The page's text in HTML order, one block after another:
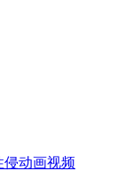
动画视频